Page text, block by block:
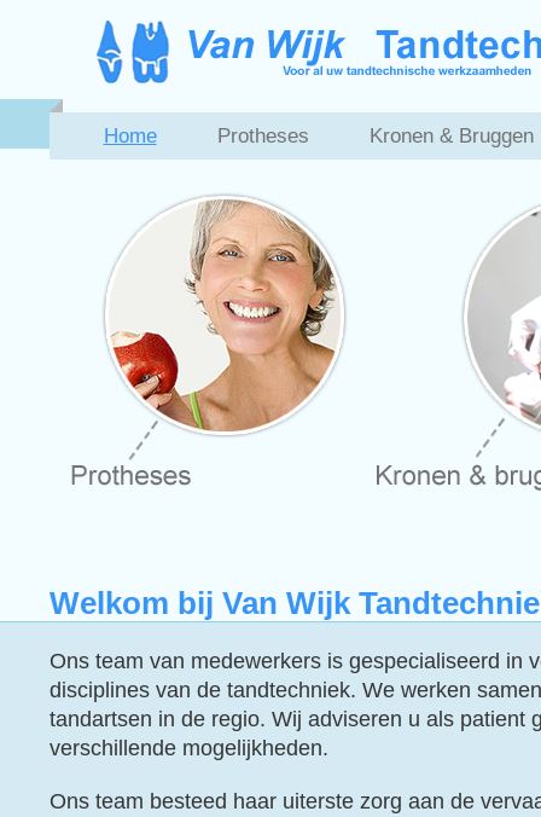
Home Protheses Kronen & Bruggen
Welkom bij Van Wijk
Ons team van medewerkers is gespecialiseerd in
disciplines van de tandtechniek. We werken
tandartsen in de regio. Wij adviseren u als patient
verschillende mogelijkheden.
Ons team besteed haar uiterste zorg aan de